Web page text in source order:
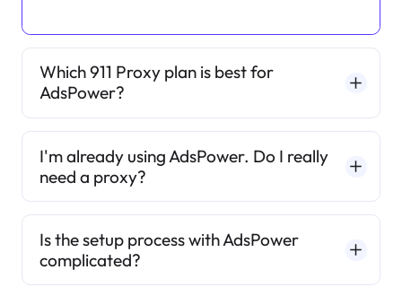
Which 911 Proxy plan is best for
AdsPower?
I'm already using AdsPower. Do I really
need a proxy?
Is the setup process with AdsPower
complicated?